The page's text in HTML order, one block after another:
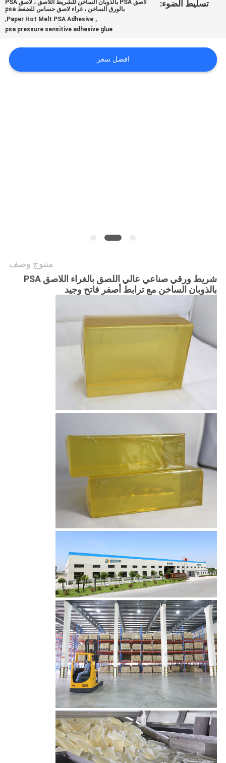
اطلب
أسعار
تسليط الضوء:
لاصق PSA بالذوبان الساخن للشريط اللاصق ، لاصق PSA
بالورق الساخن ، غراء لاصق حساس للضغط psa
,
Paper Hot Melt PSA Adhesive
,
psa pressure sensitive adhesive glue
افضل سعر
منتوج وصف
شريط ورقي صناعي عالي اللصق بالغراء اللاصق PSA
بالذوبان الساخن مع ترابط أصفر فاتح وجيد